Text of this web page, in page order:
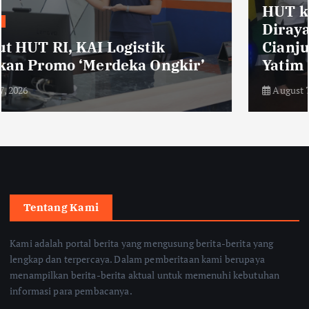
HUT ke-50 Bahlil Lahaladia
Dirayakan DPD Partai Golkar
Cianjur dengan Santunan Anak
Yatim
August 7, 2026
Tentang Kami
Kami adalah portal berita yang mengusung berita-berita yang
lengkap dan terpercaya. Dalam pemberitaan kami berupaya
menampilkan berita-berita aktual untuk memenuhi kebutuhan
informasi para pembacanya.